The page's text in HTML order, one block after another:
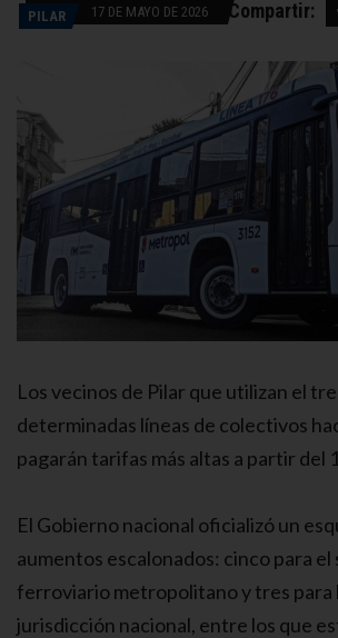
PILAR 17 DE MAYO DE 2026 Compartir:
Los vecinos de Pilar que utilizan el
determinadas líneas de colectivos
pagarán tarifas más altas a partir del
El Gobierno nacional oficializó un
aumentos escalonados: cinco para el
ferroviario metropolitano y tres para
jurisdicción nacional, entre los que